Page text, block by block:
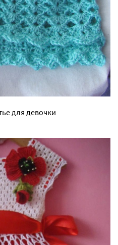
для девочки